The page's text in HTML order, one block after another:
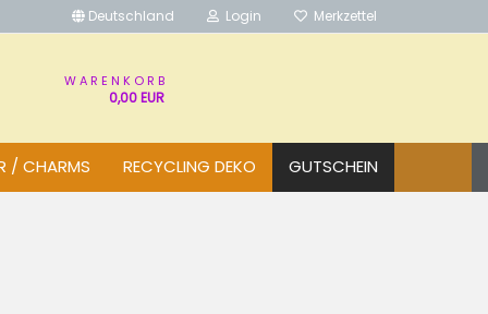
Deutschland Login Merkzettel
W A R E N K O R B
0,00 EUR
/ CHARMS RECYCLING DEKO GUTSCHEIN